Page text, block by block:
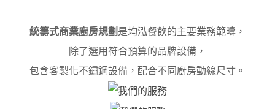
統籌式商業廚房規劃 是均泓餐飲的主要業務範疇，
除了選用符合預算的品牌設備，
包含客製化不鏽鋼設備，配合不同廚房動線尺寸。